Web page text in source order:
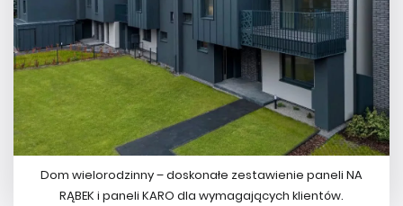
Dom wielorodzinny – doskonałe zestawienie paneli NA
RĄBEK i paneli KARO dla wymagających klientów.